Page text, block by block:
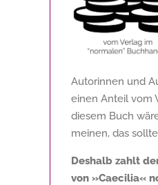
Autorinnen und
einen Anteil vom
diesem Buch
meinen, das
Deshalb zahlt
von »Caecilia«